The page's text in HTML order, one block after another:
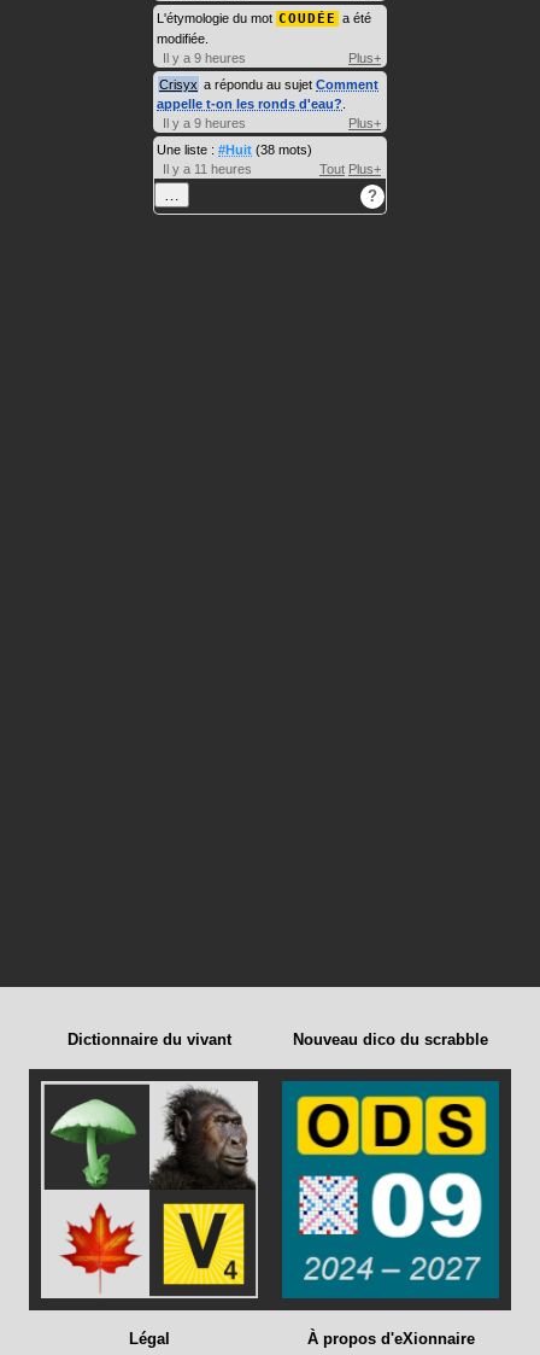
L'étymologie du mot COUDÉE a été
modifiée.
Il y a 9 heures
Plus+
Crisyx a répondu au sujet Comment
appelle t-on les ronds d'eau?
Il y a 9 heures
Plus+
Une liste : #Huit (38 mots)
Il y a 11 heures
Tout Plus+
?
Dictionnaire du vivant Nouveau dico du scrabble
Légal À propos d'eXionnaire